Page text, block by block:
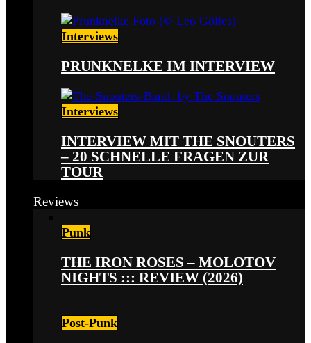
Interviews
PRUNKNELKE IM INTERVIEW
Interviews
INTERVIEW MIT THE SNOUTERS
– 20 SCHNELLE FRAGEN ZUR
TOUR
Reviews
Punk
THE IRON ROSES – MOLOTOV
NIGHTS ::: REVIEW (2026)
Post-Punk